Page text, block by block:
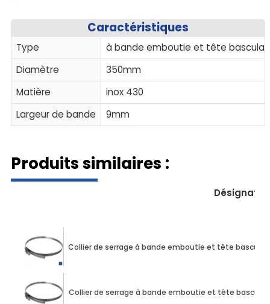
Caractéristiques
Type
à bande emboutie et tête
Diamètre
350mm
Matière
inox 430
Largeur de bande
9mm
Produits similaires :
Collier de serrage à bande emboutie et tête
Collier de serrage à bande emboutie et tête